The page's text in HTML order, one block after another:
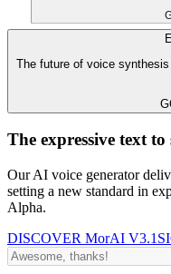
The future of voice
The expressive text to
Our AI voice generator
setting a new standard in
Alpha.
DISCOVER MorAI V3.1